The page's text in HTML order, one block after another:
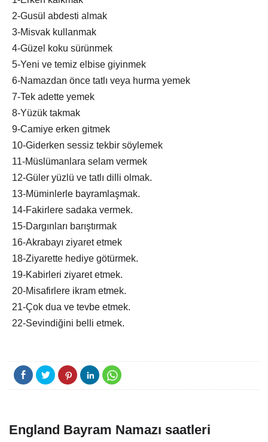
2-Gusül abdesti almak
3-Misvak kullanmak
4-Güzel koku sürünmek
5-Yeni ve temiz elbise giyinmek
6-Namazdan önce tatlı veya hurma yemek
7-Tek adette yemek
8-Yüzük takmak
9-Camiye erken gitmek
10-Giderken sessiz tekbir söylemek
11-Müslümanlara selam vermek
12-Güler yüzlü ve tatlı dilli olmak.
13-Müminlerle bayramlaşmak.
14-Fakirlere sadaka vermek.
15-Dargınları barıştırmak
16-Akrabayı ziyaret etmek
18-Ziyarette hediye götürmek.
19-Kabirleri ziyaret etmek.
20-Misafirlere ikram etmek.
21-Çok dua ve tevbe etmek.
22-Sevindiğini belli etmek.
England Bayram Namazı saatleri